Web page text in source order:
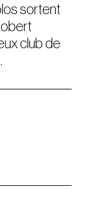
sortent
club de